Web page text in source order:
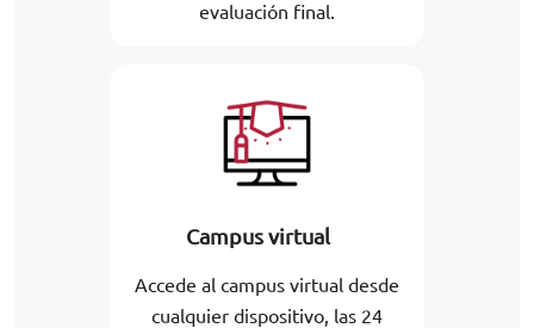
evaluación final.
Campus virtual
Accede al campus virtual desde
cualquier dispositivo, las 24